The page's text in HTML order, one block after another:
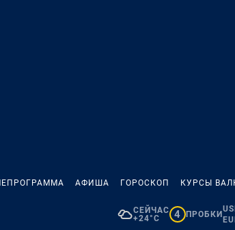
АФИША ГОРОСКОП КУРСЫ
СЕЙЧАС
+24°C
4 ПРОБКИ